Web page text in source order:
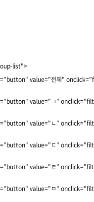
list">
value="전체"
value="ㄱ"
value="ㄴ"
value="ㄷ"
value="ㄹ"
value="ㅁ"